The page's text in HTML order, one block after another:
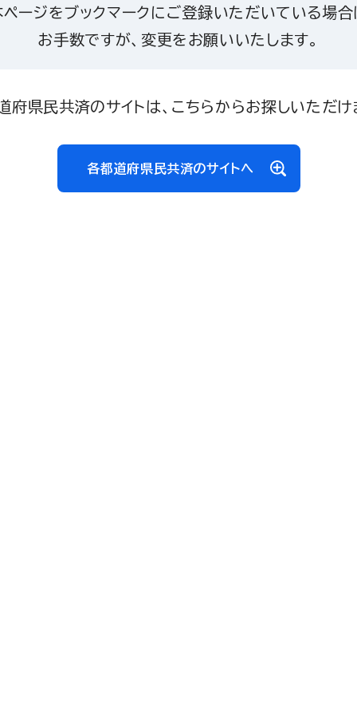
ページをブックマークにご登録いただいている場合
お手数ですが、変更をお願いいたします。
府県民共済のサイトは、こちらからお探しいただけ
各都道府県民共済のサイトへ